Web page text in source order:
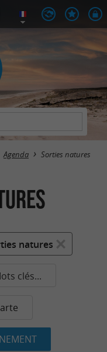
Agenda Sorties natures
natures
clés...